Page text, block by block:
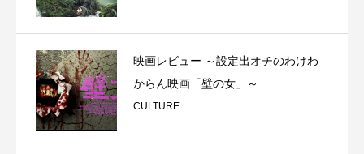
映画レビュー ～設定出オチのわけわ
からん映画「壁の女」～
CULTURE